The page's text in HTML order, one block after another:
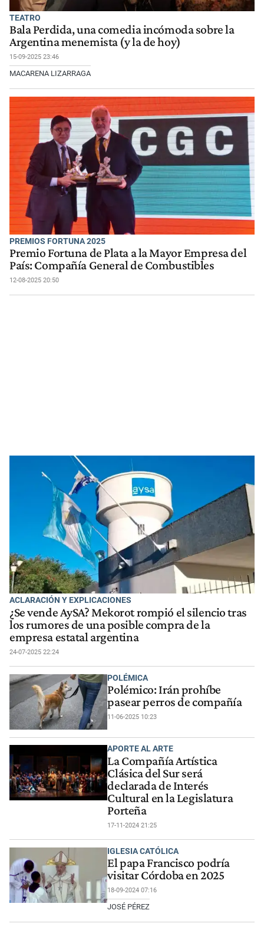
TEATRO
Bala Perdida, una comedia incómoda sobre la
Argentina menemista (y la de hoy)
15-09-2025 23:46
MACARENA LIZARRAGA
PREMIOS FORTUNA 2025
Premio Fortuna de Plata a la Mayor Empresa del
País: Compañía General de Combustibles
12-08-2025 20:50
ACLARACIÓN Y EXPLICACIONES
¿Se vende AySA? Mekorot rompió el silencio tras
los rumores de una posible compra de la
empresa estatal argentina
24-07-2025 22:24
POLÉMICA
Polémico: Irán prohíbe
pasear perros de compañía
11-06-2025 10:23
APORTE AL ARTE
La Compañía Artística
Clásica del Sur será
declarada de Interés
Cultural en la Legislatura
Porteña
17-11-2024 21:25
IGLESIA CATÓLICA
El papa Francisco podría
visitar Córdoba en 2025
18-09-2024 07:16
JOSÉ PÉREZ